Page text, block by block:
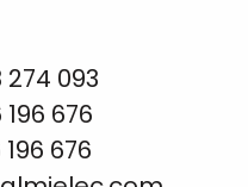
274 093
676
676